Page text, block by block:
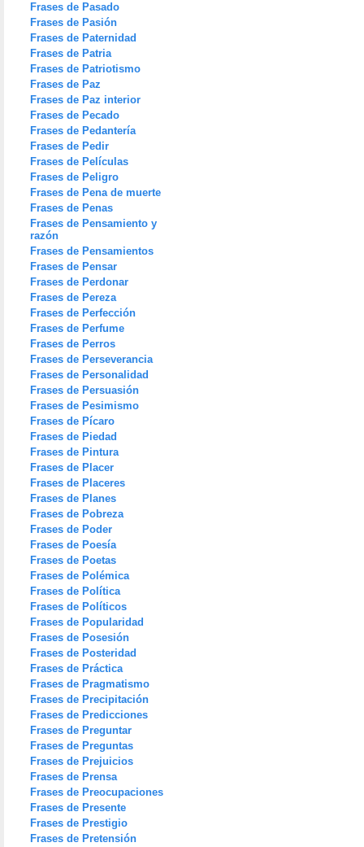
Frases de Pasado
Frases de Pasión
Frases de Paternidad
Frases de Patria
Frases de Patriotismo
Frases de Paz
Frases de Paz interior
Frases de Pecado
Frases de Pedantería
Frases de Pedir
Frases de Películas
Frases de Peligro
Frases de Pena de muerte
Frases de Penas
Frases de Pensamiento y
razón
Frases de Pensamientos
Frases de Pensar
Frases de Perdonar
Frases de Pereza
Frases de Perfección
Frases de Perfume
Frases de Perros
Frases de Perseverancia
Frases de Personalidad
Frases de Persuasión
Frases de Pesimismo
Frases de Pícaro
Frases de Piedad
Frases de Pintura
Frases de Placer
Frases de Placeres
Frases de Planes
Frases de Pobreza
Frases de Poder
Frases de Poesía
Frases de Poetas
Frases de Polémica
Frases de Política
Frases de Políticos
Frases de Popularidad
Frases de Posesión
Frases de Posteridad
Frases de Práctica
Frases de Pragmatismo
Frases de Precipitación
Frases de Predicciones
Frases de Preguntar
Frases de Preguntas
Frases de Prejuicios
Frases de Prensa
Frases de Preocupaciones
Frases de Presente
Frases de Prestigio
Frases de Pretensión